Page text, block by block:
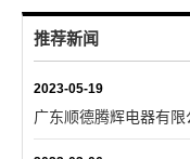
推荐新闻
2023-05-19
广东顺德腾辉电器有